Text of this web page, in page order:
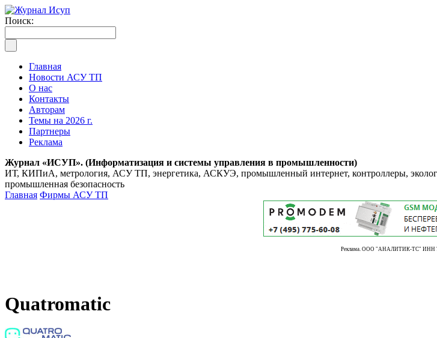
Поиск:
Главная
Новости АСУ ТП
О нас
Контакты
Авторам
Темы на 2026 г.
Партнеры
Реклама
Журнал «ИСУП». (Информатизация и системы управления в промышленности)
ИТ, КИПиА, метрология, АСУ ТП, энергетика, АСКУЭ, промышленный интернет, контроллеры,
промышленная безопасность
Главная Фирмы АСУ ТП
Реклама. ООО "АНАЛИТИК-ТС" ИНН
Quatromatic